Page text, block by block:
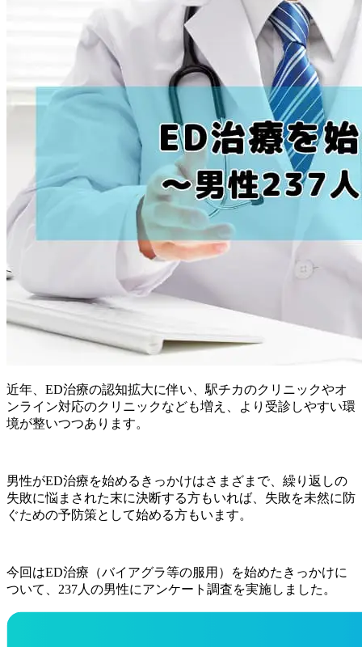
近年、ED治療の認知拡大に伴い、駅チカのクリニックやオ
ンライン対応のクリニックなども増え、より受診しやすい環
境が整いつつあります。
男性がED治療を始めるきっかけはさまざまで、繰り返しの
失敗に悩まされた末に決断する方もいれば、失敗を未然に防
ぐための予防策として始める方もいます。
今回はED治療（バイアグラ等の服用）を始めたきっかけに
ついて、237人の男性にアンケート調査を実施しました。